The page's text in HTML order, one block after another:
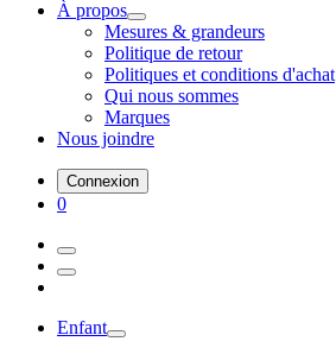
À propos
Mesures & grandeurs
Politique de retour
Politiques et conditions d'achat
Qui nous sommes
Marques
Nous joindre
Connexion
0
Enfant